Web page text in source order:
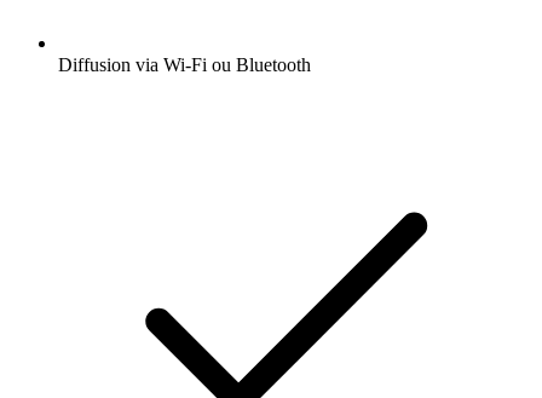
Diffusion via Wi-Fi ou Bluetooth